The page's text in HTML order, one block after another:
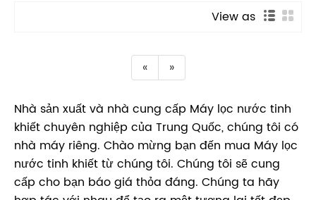
View as
« »
Nhà sản xuất và nhà cung cấp Máy lọc nước tinh
khiết chuyên nghiệp của Trung Quốc, chúng tôi có
nhà máy riêng. Chào mừng bạn đến mua Máy lọc
nước tinh khiết từ chúng tôi. Chúng tôi sẽ cung
cấp cho bạn báo giá thỏa đáng. Chúng ta hãy